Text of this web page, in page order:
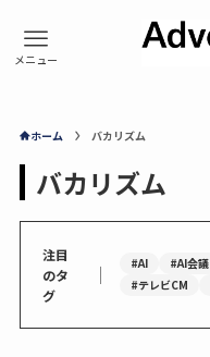
ホーム バカリズム
バカリズム
注目
のタ
グ
｜ #AI #AI会議
#テレビCM